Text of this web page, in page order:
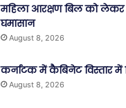
महिला आरक्षण बिल को लेकर
घमासान
August 8, 2026
कर्नाटक में कैबिनेट विस्तार में
August 8, 2026